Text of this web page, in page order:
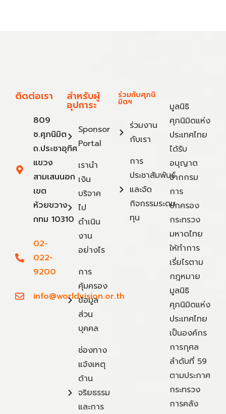
ติดต่อเรา
809
ซ.ศุภนิมิต
ถ.ประชาอุทิศ
แขวง
สามเสนนอก
เขต
ห้วยขวาง
กทม 10310
02-
022-
9200
info@worldvision.or.th
สำหรับผู้
อุปการะ
Sponsor
Portal
เรานำ
เงิน
บริจาค
ไป
ดำเนิน
งาน
อย่างไร
การ
คุ้มครอง
ข้อมูล
ส่วน
บุคคล
ช่องทาง
แจ้งเหตุ
ด้าน
จริยธรรม
และการ
ร่วมกับศุภนิ
มิตฯ
ร่วมงาน
กับเรา
การ
ประชาสัมพันธ์
และจัด
กิจกรรมระดม
ทุน
มูลนิธิ
ศุภนิมิตแห่ง
ประเทศไทย
ได้รับ
อนุญาต
จากกรม
การ
ปกครอง
กระทรวง
มหาดไทย
ให้ทำการ
เรี่ยไรตาม
กฎหมาย
มูลนิธิ
ศุภนิมิตแห่ง
ประเทศไทย
เป็นองค์กร
การกุศล
ลำดับที่ 59
ตามประกาศ
กระทรวง
การคลัง